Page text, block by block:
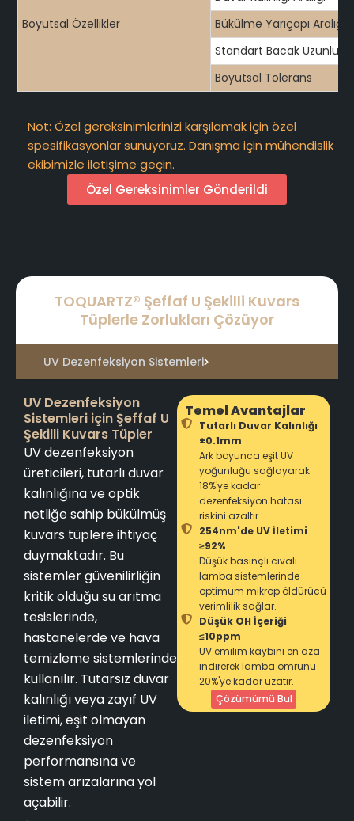
Boyutsal Özellikler
Bükülme Yarıçapı Aralığı
Standart Bacak Uzunluğu
Boyutsal Tolerans
Not: Özel gereksinimlerinizi karşılamak için özel
spesifikasyonlar sunuyoruz. Danışma için mühendislik
ekibimizle iletişime geçin.
Özel Gereksinimler Gönderildi
TOQUARTZ® Şeffaf U Şekilli Kuvars
Tüplerle Zorlukları Çözüyor
UV Dezenfeksiyon Sistemleri
UV Dezenfeksiyon
Sistemleri için Şeffaf U
Şekilli Kuvars Tüpler
UV dezenfeksiyon
üreticileri, tutarlı duvar
kalınlığına ve optik
netliğe sahip bükülmüş
kuvars tüplere ihtiyaç
duymaktadır. Bu
sistemler güvenilirliğin
kritik olduğu su arıtma
tesislerinde,
hastanelerde ve hava
temizleme sistemlerinde
kullanılır. Tutarsız duvar
kalınlığı veya zayıf UV
iletimi, eşit olmayan
dezenfeksiyon
performansına ve
sistem arızalarına yol
açabilir.
Temel Avantajlar
Tutarlı Duvar Kalınlığı
±0.1mm
Ark boyunca eşit UV
yoğunluğu sağlayarak
18%'ye kadar
dezenfeksiyon hatası
riskini azaltır.
254nm'de UV İletimi
≥92%
Düşük basınçlı cıvalı
lamba sistemlerinde
optimum mikrop öldürücü
verimlilik sağlar.
Düşük OH İçeriği
≤10ppm
UV emilim kaybını en aza
indirerek lamba ömrünü
20%'ye kadar uzatır.
Çözümümü Bul